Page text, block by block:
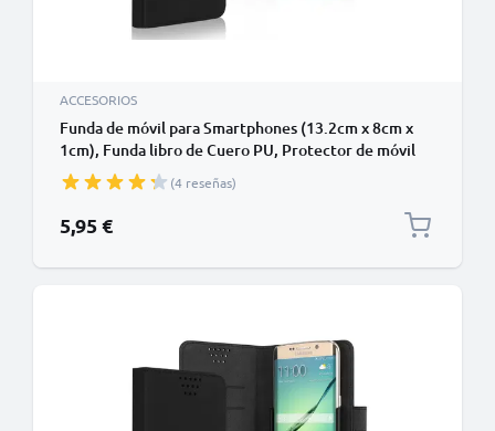
ACCESORIOS
Funda de móvil para Smartphones (13.2cm x 8cm x
1cm), Funda libro de Cuero PU, Protector de móvil
con cierre magnético y tarjetero de color negro,
Shockproof Phone Case
(4 reseñas)
5,95 €